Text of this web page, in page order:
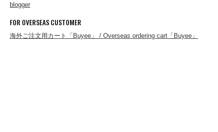
Glencroft
GLEN FYNE
blogger
FOR OVERSEAS CUSTOMER
海外ご注文用カート「Buyee」 / Overseas ordering cart「Buyee」